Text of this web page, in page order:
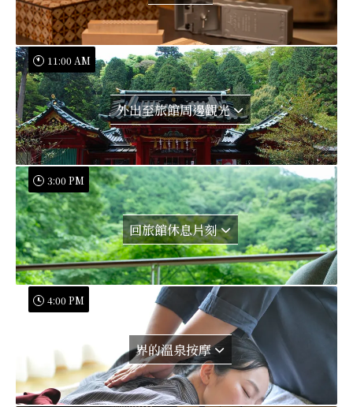
外出至旅館周邊觀光
11:00 AM
回旅館休息片刻
3:00 PM
界的溫泉按摩
4:00 PM